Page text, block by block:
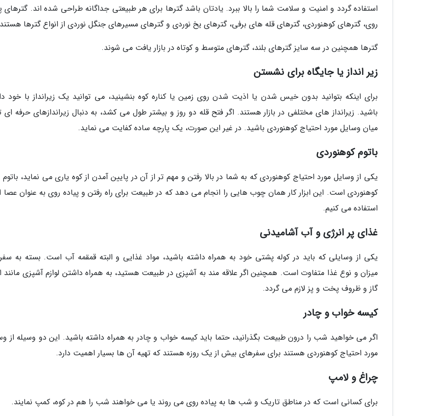
استفاده گردد و امنیت و سلامت شما را بالا ببرد. یادتان باشد گترها برای هر طبیعتی جداگانه طراحی شده اند. گترهای
روی، گترهای کوهنوردی، گترهای قله های برفی، گترهای یخ نوردی و گترهای مسیرهای جنگل نوردی از انواع گترها
گترها همچنین در سه سایز گترهای بلند، گترهای متوسط و کوتاه در بازار یافت می شوند.
زیر انداز یا جایگاه برای نشستن
برای اینکه بتوانید بدون خیس شدن یا اذیت شدن روی زمین یا کناره کوه بنشینید، می توانید یک زیرانداز با خود
باشید. زیرانداز های مختلفی در بازار هستند. اگر فتح قله دو روز و بیشتر طول می کشد، به دنبال زیراندازهای حرفه ای
میان وسایل مورد احتیاج کوهنوردی باشید. در غیر این صورت، یک پارچه ساده کفایت می نماید.
باتوم کوهنوردی
یکی از وسایل مورد احتیاج کوهنوردی که به شما در بالا رفتن و مهم تر از آن در پایین آمدن از کوه یاری می نماید،
کوهنوردی است. این ابزار کار همان چوب هایی را انجام می دهد که در طبیعت برای راه رفتن و پیاده روی به عنوان عصا
استفاده می کنیم.
غذای پر انرژی و آب آشامیدنی
یکی از وسایلی که باید در کوله پشتی خود به همراه داشته باشید، مواد غذایی و البته قمقمه آب است. بسته به
میزان و نوع غذا متفاوت است. همچنین اگر علاقه مند به آشپزی در طبیعت هستید، به همراه داشتن لوازم آشپزی مانند
گاز و ظروف پخت و پز لازم می گردد.
کیسه خواب و چادر
اگر می خواهید شب را درون طبیعت بگذرانید، حتما باید کیسه خواب و چادر به همراه داشته باشید. این دو وسیله از
مورد احتیاج کوهنوردی هستند برای سفرهای بیش از یک روزه هستند که تهیه آن ها بسیار اهمیت دارد.
چراغ و لامپ
برای کسانی است که در مناطق تاریک و شب ها به پیاده روی می روند یا می خواهند شب را هم در کوه، کمپ نمایند.